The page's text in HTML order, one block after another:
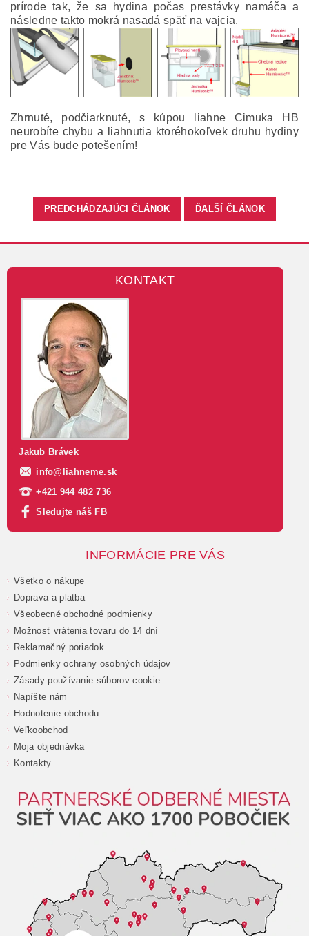
prírode tak, že sa hydina počas prestávky namáča a
následne takto mokrá nasadá späť na vajcia.
Zhrnuté, podčiarknuté, s kúpou liahne Cimuka HB
neurobíte chybu a liahnutia ktoréhokoľvek druhu hydiny
pre Vás bude potešením!
PREDCHÁDZAJÚCI ČLÁNOK ĎALŠÍ ČLÁNOK
KONTAKT
Jakub Brávek
info@ liahneme.sk
+421 944 482 736
Sledujte náš FB
INFORMÁCIE PRE VÁS
Všetko o nákupe
Doprava a platba
Všeobecné obchodné podmienky
Možnosť vrátenia tovaru do 14 dní
Reklamačný poriadok
Podmienky ochrany osobných údajov
Zásady používanie súborov cookie
Napíšte nám
Hodnotenie obchodu
Veľkoobchod
Moja objednávka
Kontakty